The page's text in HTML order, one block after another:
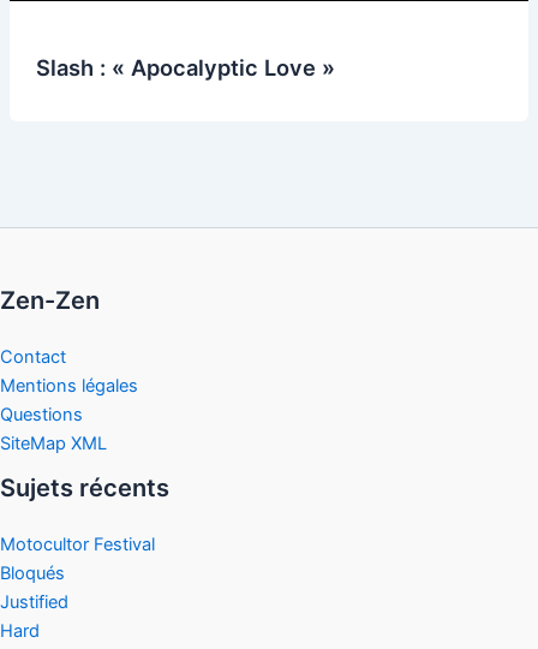
Slash : « Apocalyptic Love »
Zen-Zen
Contact
Mentions légales
Questions
SiteMap XML
Sujets récents
Motocultor Festival
Bloqués
Justified
Hard